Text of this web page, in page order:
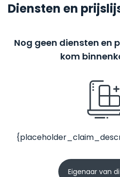
Diensten en
Nog geen diensten en
kom
Eigenaar van